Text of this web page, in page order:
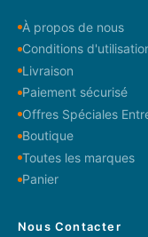
À propos de nous
Conditions
Livraison
Paiement sécurisé
Offres Spéciales
Boutique
Toutes les marques
Panier
Nous Contacter